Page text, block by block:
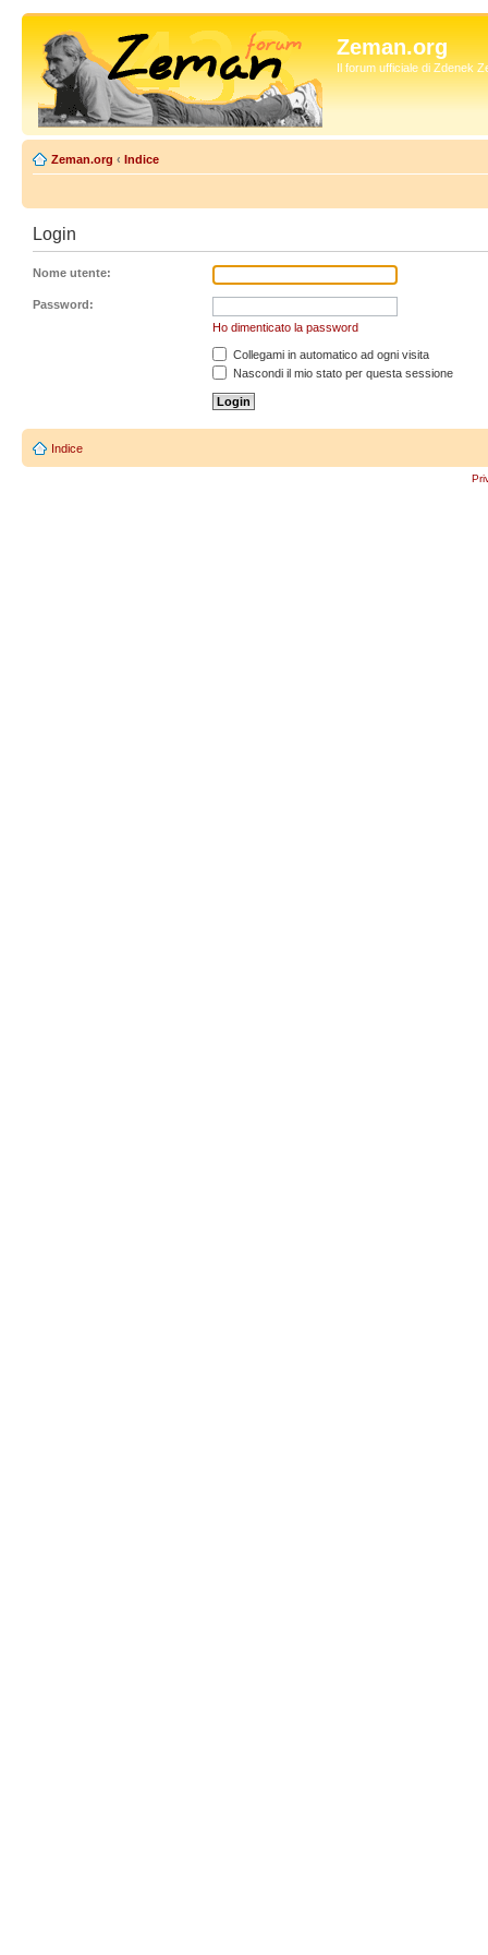
Zeman.org
Il forum ufficiale di Zdenek
Zeman.org ‹ Indice
Login
Nome utente:
Password:
Ho dimenticato la password
Collegami in automatico ad ogni visita
Nascondi il mio stato per questa sessione
Indice